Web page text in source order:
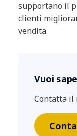
supportano il
clienti
vendita.
Vuoi
Contatta il